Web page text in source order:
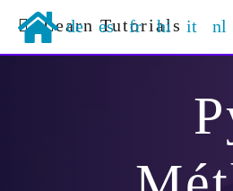
Learn Tutorials
de es fr hi it nl